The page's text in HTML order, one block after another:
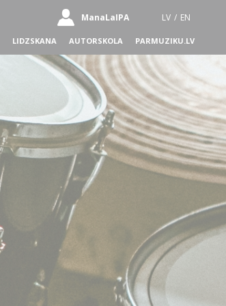
ManaLaIPA LV / EN
LIDZSKANA AUTORSKOLA PARMUZIKU.LV